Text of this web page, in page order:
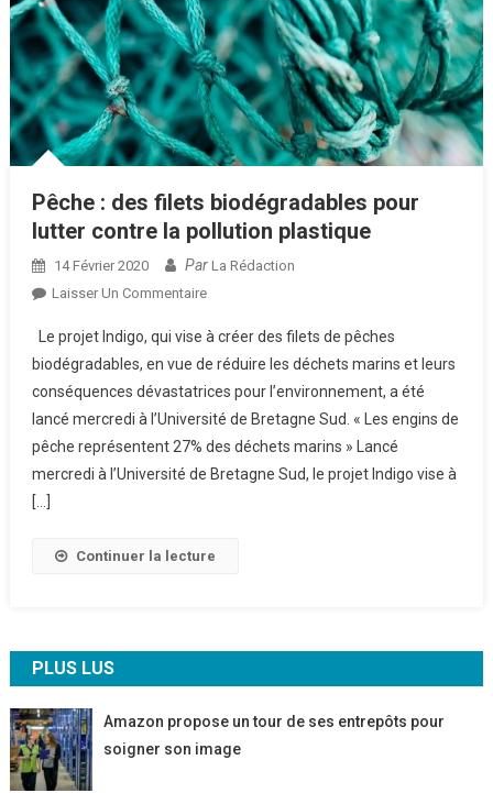
Pêche : des filets biodégradables pour
lutter contre la pollution plastique
14 Février 2020 Par La Rédaction
Laisser Un CommentaireSur
Des
Filets
Biodégradables
Pour
Lutter
Contre
Le projet Indigo, qui vise à créer des filets de pêches
biodégradables, en vue de réduire les déchets marins et leurs
conséquences dévastatrices pour l’environnement, a été
lancé mercredi à l’Université de Bretagne Sud. « Les engins de
pêche représentent 27% des déchets marins » Lancé
mercredi à l’Université de Bretagne Sud, le projet Indigo vise à
[…]
Continuer la lecture
PLUS LUS
Amazon propose un tour de ses entrepôts pour
soigner son image